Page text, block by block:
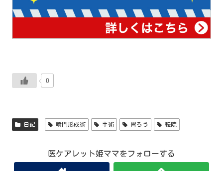
0
日記 噴門形成術 手術 胃ろう 転院
医ケアレット姫ママをフォローする